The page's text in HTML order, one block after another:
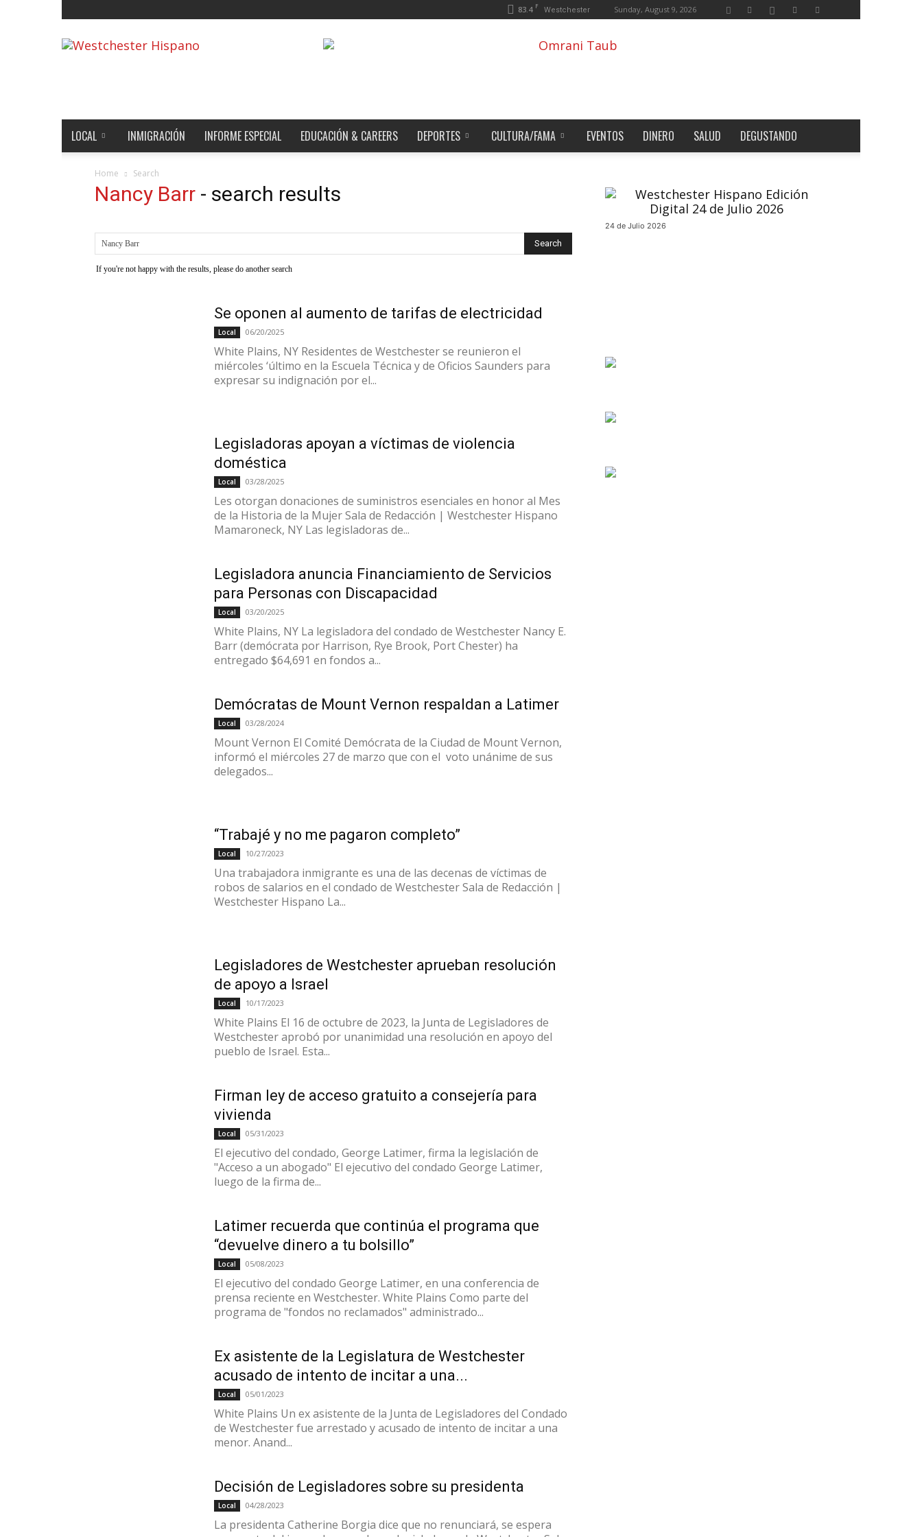
83.4 F Westchester Sunday, August 9, 2026
Noticias
y
el
Mundo
LOCAL INMIGRACIÓN INFORME ESPECIAL EDUCACIÓN & CAREERS DEPORTES CULTURA/FAMA EVENTOS DINERO SALUD DEGUSTANDO
Home Search
Nancy Barr - search results
If you're not happy with the results, please do another search
Se oponen al aumento de tarifas de electricidad
Local 06/20/2025
White Plains, NY Residentes de Westchester se reunieron el
miércoles ‘último en la Escuela Técnica y de Oficios Saunders para
expresar su indignación por el...
Legisladoras apoyan a víctimas de violencia
doméstica
Local 03/28/2025
Les otorgan donaciones de suministros esenciales en honor al Mes
de la Historia de la Mujer Sala de Redacción | Westchester Hispano
Mamaroneck, NY Las legisladoras de...
Legisladora anuncia Financiamiento de Servicios
para Personas con Discapacidad
Local 03/20/2025
White Plains, NY La legisladora del condado de Westchester Nancy E.
Barr (demócrata por Harrison, Rye Brook, Port Chester) ha
entregado $64,691 en fondos a...
Demócratas de Mount Vernon respaldan a Latimer
Local 03/28/2024
Mount Vernon El Comité Demócrata de la Ciudad de Mount Vernon,
informó el miércoles 27 de marzo que con el voto unánime de sus
delegados...
“Trabajé y no me pagaron completo”
Local 10/27/2023
Una trabajadora inmigrante es una de las decenas de víctimas de
robos de salarios en el condado de Westchester Sala de Redacción |
Westchester Hispano La...
Legisladores de Westchester aprueban resolución
de apoyo a Israel
Local 10/17/2023
White Plains El 16 de octubre de 2023, la Junta de Legisladores de
Westchester aprobó por unanimidad una resolución en apoyo del
pueblo de Israel. Esta...
Firman ley de acceso gratuito a consejería para
vivienda
Local 05/31/2023
El ejecutivo del condado, George Latimer, firma la legislación de
"Acceso a un abogado" El ejecutivo del condado George Latimer,
luego de la firma de...
Latimer recuerda que continúa el programa que
“devuelve dinero a tu bolsillo”
Local 05/08/2023
El ejecutivo del condado George Latimer, en una conferencia de
prensa reciente en Westchester. White Plains Como parte del
programa de "fondos no reclamados" administrado...
Ex asistente de la Legislatura de Westchester
acusado de intento de incitar a una...
Local 05/01/2023
White Plains Un ex asistente de la Junta de Legisladores del Condado
de Westchester fue arrestado y acusado de intento de incitar a una
menor. Anand...
Decisión de Legisladores sobre su presidenta
Local 04/28/2023
La presidenta Catherine Borgia dice que no renunciará, se espera
24 de Julio 2026